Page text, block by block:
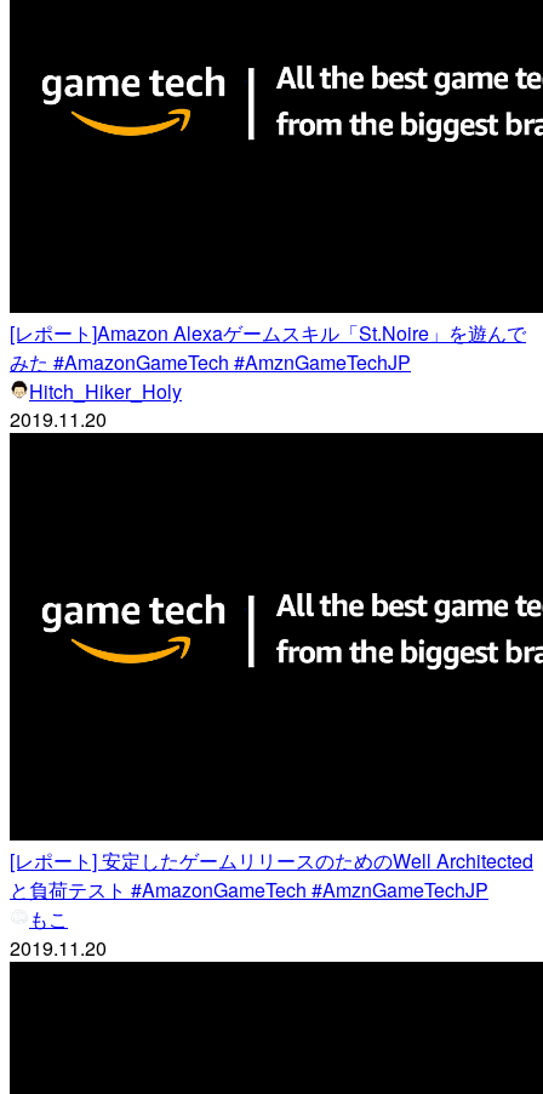
[レポート]Amazon Alexaゲームスキル「St.Noire」を遊んで
みた #AmazonGameTech #AmznGameTechJP
Hitch_Hiker_Holy
2019.11.20
[レポート] 安定したゲームリリースのためのWell Architected
と負荷テスト #AmazonGameTech #AmznGameTechJP
もこ
2019.11.20